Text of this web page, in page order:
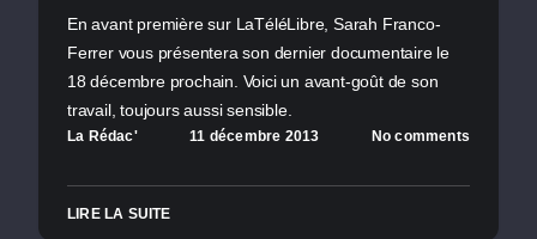
En avant première sur LaTéléLibre, Sarah Franco-
Ferrer vous présentera son dernier documentaire le
18 décembre prochain. Voici un avant-goût de son
travail, toujours aussi sensible.
La Rédac' 11 décembre 2013 No comments
LIRE LA SUITE